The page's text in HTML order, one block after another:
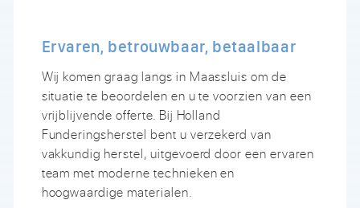
Ervaren, betrouwbaar, betaalbaar
Wij komen graag langs in Maassluis om de
situatie te beoordelen en u te voorzien van een
vrijblijvende offerte. Bij Holland
Funderingsherstel bent u verzekerd van
vakkundig herstel, uitgevoerd door een ervaren
team met moderne technieken en
hoogwaardige materialen.